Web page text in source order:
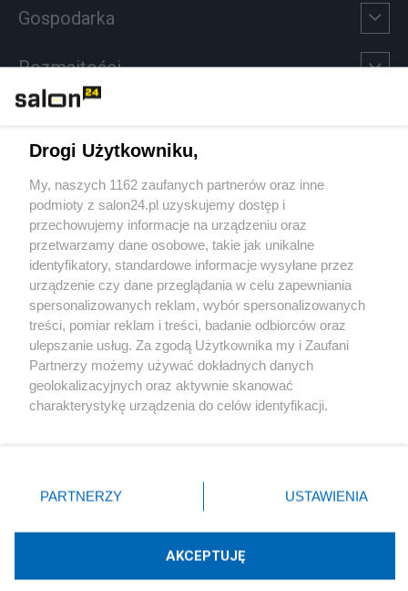
Gospodarka
Rozmaitości
Sport
Społeczeństwo
Kultura
X Facebook Instagram Youtube
Technologię dostarcza:W3media.pl
Drogi Użytkowniku,
My, naszych 1162 zaufanych partnerów oraz inne
podmioty z salon24.pl uzyskujemy dostęp i
przechowujemy informacje na urządzeniu oraz
przetwarzamy dane osobowe, takie jak unikalne
identyfikatory, standardowe informacje wysyłane przez
urządzenie czy dane przeglądania w celu zapewniania
spersonalizowanych reklam, wybór spersonalizowanych
treści, pomiar reklam i treści, badanie odbiorców oraz
ulepszanie usług. Za zgodą Użytkownika my i Zaufani
Partnerzy możemy używać dokładnych danych
geolokalizacyjnych oraz aktywnie skanować
charakterystykę urządzenia do celów identyfikacji.
zmienić/wycofać klikając przycisk ustawień prywatności
znajdujący się w lewym dolnym rogu strony
rodzaje przetwarzania danych nie wymagają zgody
użytkownika, ale masz prawo sprzeciwić się takiemu
przetwarzaniu. Preferencje będą miały zastosowania tylko
PARTNERZY USTAWIENIA
AKCEPTUJĘ